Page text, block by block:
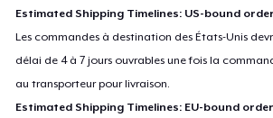
Estimated Shipping Timelines: US-bound
Les commandes à destination des États-Unis
délai de 4 à 7 jours ouvrables une fois la
au transporteur pour livraison.
Estimated Shipping Timelines: EU-bound